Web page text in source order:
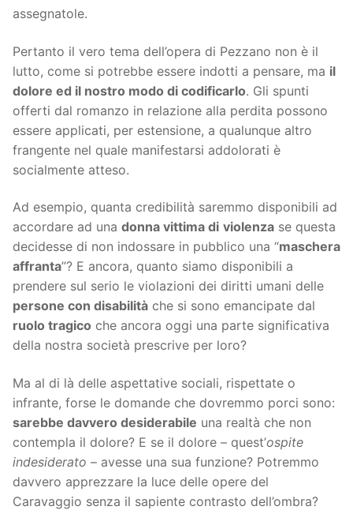
assegnatole.
Pertanto il vero tema dell’opera di Pezzano non è il
lutto, come si potrebbe essere indotti a pensare, ma il
dolore ed il nostro modo di codificarlo. Gli spunti
offerti dal romanzo in relazione alla perdita possono
essere applicati, per estensione, a qualunque altro
frangente nel quale manifestarsi addolorati è
socialmente atteso.
Ad esempio, quanta credibilità saremmo disponibili ad
accordare ad una donna vittima di violenza se questa
decidesse di non indossare in pubblico una “maschera
affranta”? E ancora, quanto siamo disponibili a
prendere sul serio le violazioni dei diritti umani delle
persone con disabilità che si sono emancipate dal
ruolo tragico che ancora oggi una parte significativa
della nostra società prescrive per loro?
Ma al di là delle aspettative sociali, rispettate o
infrante, forse le domande che dovremmo porci sono:
sarebbe davvero desiderabile una realtà che non
contempla il dolore? E se il dolore – quest’ospite
indesiderato – avesse una sua funzione? Potremmo
davvero apprezzare la luce delle opere del
Caravaggio senza il sapiente contrasto dell’ombra?